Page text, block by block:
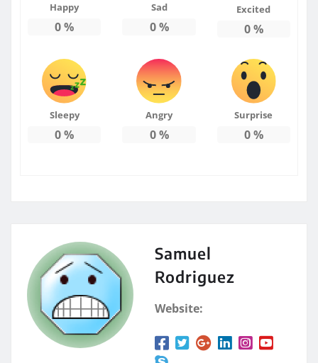
Happy
0%
Sad
0%
Excited
0%
Sleepy
0%
Angry
0%
Surprise
0%
Samuel
Rodriguez
Website: